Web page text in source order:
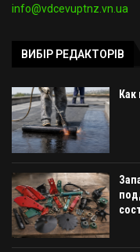
info@vdcevuptnz.vn.ua
ВИБІР РЕДАКТОРІВ